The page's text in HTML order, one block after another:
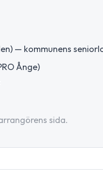
— kommunens
Ånge)
sida.